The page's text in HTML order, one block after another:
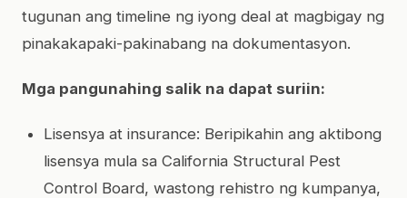
tugunan ang timeline ng iyong deal at magbigay ng
pinakakapaki-pakinabang na dokumentasyon.
Mga pangunahing salik na dapat suriin:
Lisensya at insurance: Beripikahin ang aktibong
lisensya mula sa California Structural Pest
Control Board, wastong rehistro ng kumpanya,